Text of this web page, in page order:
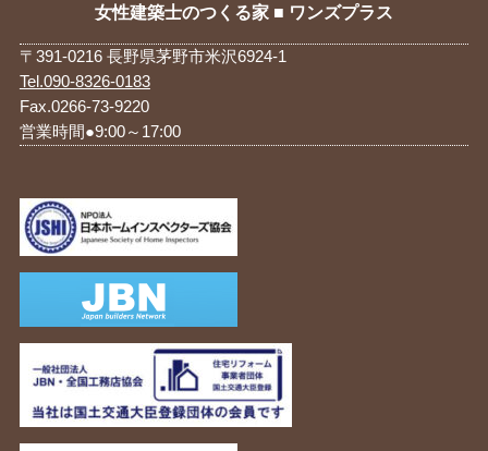
女性建築士のつくる家 ■ ワンズプラス
〒391-0216 長野県茅野市米沢6924-1
Tel.090-8326-0183
Fax.0266-73-9220
営業時間●9:00～17:00